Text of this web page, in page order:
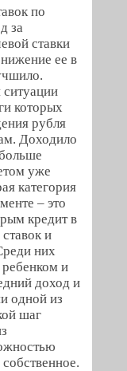
по
за
ставки
ее в
которых
рубля
Доходило
уже
категория
– это
кредит в
и
них
и
доход и
одной из
шаг